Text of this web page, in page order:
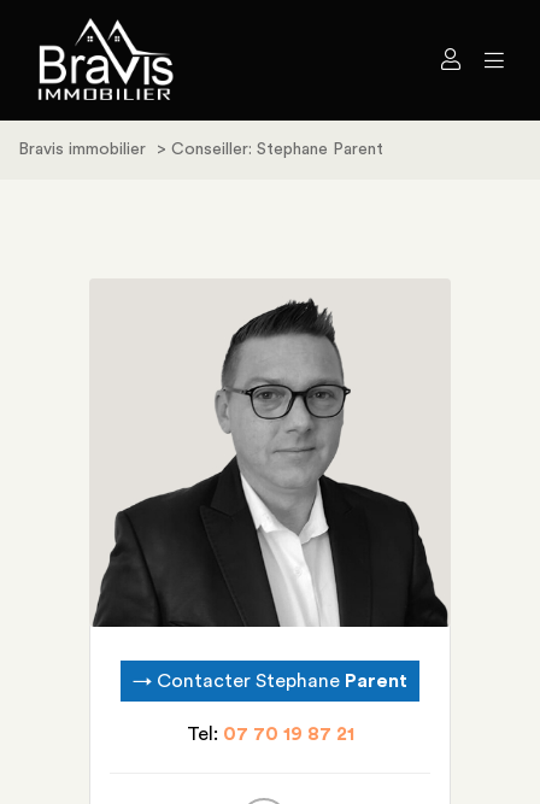
Bravis immobilier > Conseiller: Stephane Parent
→ Contacter Stephane Parent
Tel: 07 70 19 87 21